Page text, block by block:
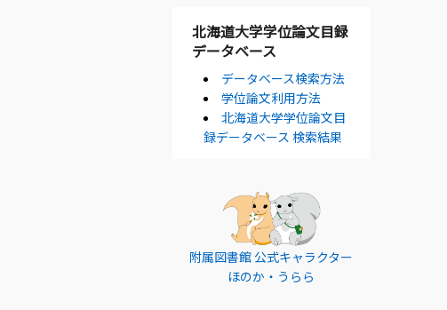
北海道大学学位論文目録
データベース
データベース検索方法
学位論文利用方法
北海道大学学位論文目
録データベース 検索結果
附属図書館 公式キャラクター
ほのか・うらら